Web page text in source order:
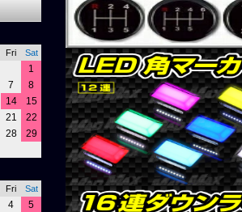
Fri Sat
1
7
8
14
15
21
22
28
29
Fri Sat
4
5